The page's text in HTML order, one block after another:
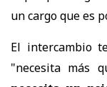
un cargo que es
El intercambio
"necesita más